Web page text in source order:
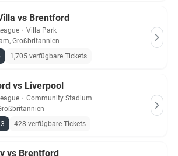
vs Brentford
・ Villa Park
Großbritannien
1,705 verfügbare Tickets
vs Liverpool
・ Community Stadium
428 verfügbare Tickets
vs Brentford